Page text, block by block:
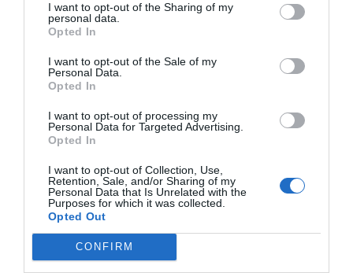
I want to opt-out of the Sharing of my
personal data.
Opted In
I want to opt-out of the Sale of my
Personal Data.
Opted In
I want to opt-out of processing my
Personal Data for Targeted Advertising.
Opted In
I want to opt-out of Collection, Use,
Retention, Sale, and/or Sharing of my
Personal Data that Is Unrelated with the
Purposes for which it was collected.
Opted Out
CONFIRM
s’atreviria a escriure sobre els veritables
mecanismes del poder civil català que
habitualment romanen a l’ombra.
Artadi: "Crec que seria
interessant que
desmantellés la teranyina
que monopolitza el “deep
state” espanyol: judicatura,
alts funcionaris de l'Estat,